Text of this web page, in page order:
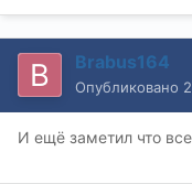
Brabus164
Опубликовано
И ещё заметил что